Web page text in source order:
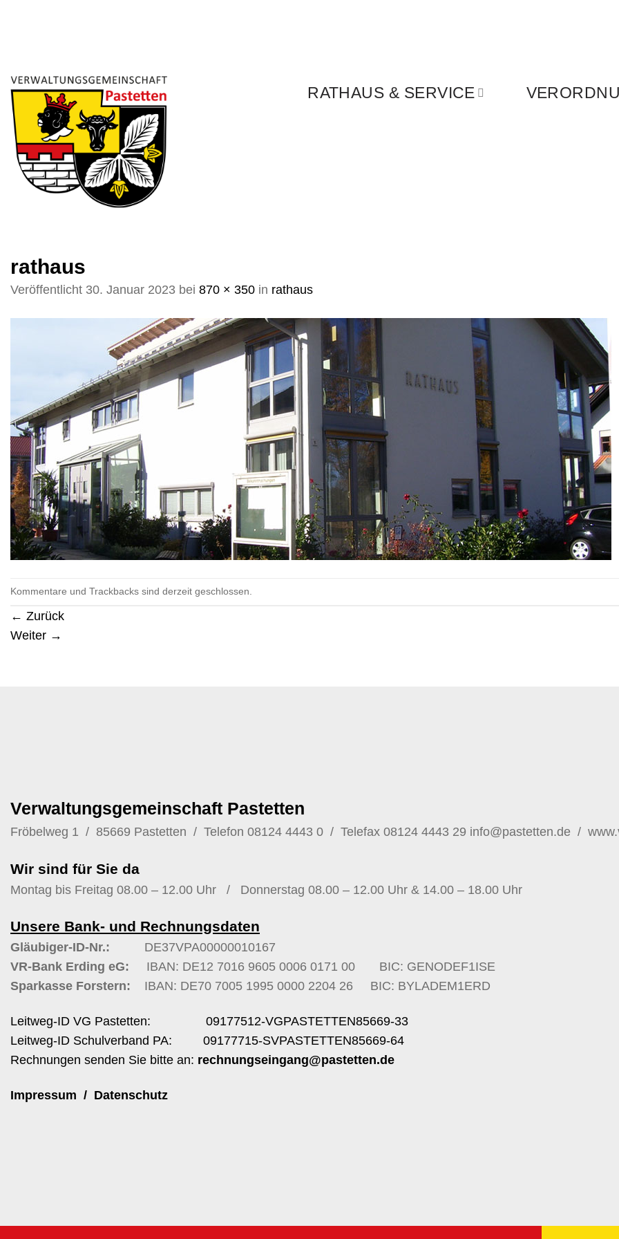
RATHAUS & SERVICE
rathaus
Veröffentlicht 30. Januar 2023 bei 870 × 350 in rathaus
Kommentare und Trackbacks sind derzeit geschlossen.
← Zurück
Weiter →
Verwaltungsgemeinschaft Pastetten
Fröbelweg 1 / 85669 Pastetten / Telefon 08124 4443 0 / Telefax 08124 4443 29 info@pastetten.de /
Wir sind für Sie da
Montag bis Freitag 08.00 – 12.00 Uhr / Donnerstag 08.00 – 12.00 Uhr & 14.00 – 18.00 Uhr
Unsere Bank- und Rechnungsdaten
Gläubiger-ID-Nr.: DE37VPA00000010167
VR-Bank Erding eG: IBAN: DE12 7016 9605 0006 0171 00 BIC: GENODEF1ISE
Sparkasse Forstern: IBAN: DE70 7005 1995 0000 2204 26 BIC: BYLADEM1ERD
Leitweg-ID VG Pastetten: 09177512-VGPASTETTEN85669-33
Leitweg-ID Schulverband PA: 09177715-SVPASTETTEN85669-64
Rechnungen senden Sie bitte an: rechnungseingang@pastetten.de
Impressum / Datenschutz